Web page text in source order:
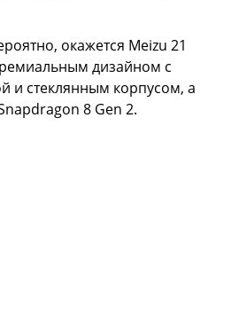
окажется Meizu 21
дизайном с
и стеклянным корпусом, а
8 Gen 2.